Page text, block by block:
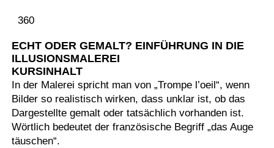
360
ECHT ODER GEMALT? EINFÜHRUNG IN DIE
ILLUSIONSMALEREI
KURSINHALT
In der Malerei spricht man von „Trompe l’oeil“, wenn
Bilder so realistisch wirken, dass unklar ist, ob das
Dargestellte gemalt oder tatsächlich vorhanden ist.
Wörtlich bedeutet der französische Begriff „das Auge
täuschen“.